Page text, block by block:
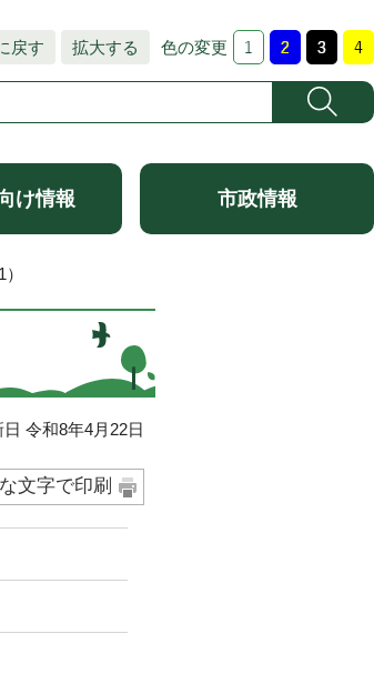
戻す 拡大する 色の変更
け情報 市政情報
令和8年4月22日
文字で印刷